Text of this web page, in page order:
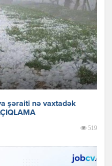
şəraiti nə vaxtadək
519